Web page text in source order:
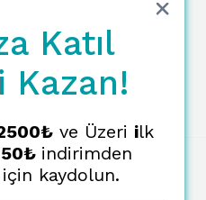
Katıl
Kazan!
ve Üzeri ilk
indirimden
kaydolun.